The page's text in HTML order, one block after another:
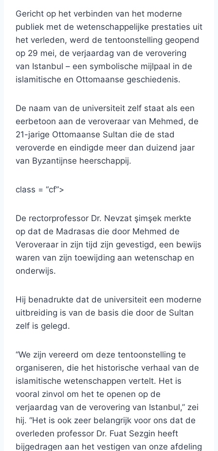
Gericht op het verbinden van het moderne
publiek met de wetenschappelijke prestaties uit
het verleden, werd de tentoonstelling geopend
op 29 mei, de verjaardag van de verovering
van Istanbul – een symbolische mijlpaal in de
islamitische en Ottomaanse geschiedenis.
De naam van de universiteit zelf staat als een
eerbetoon aan de veroveraar van Mehmed, de
21-jarige Ottomaanse Sultan die de stad
veroverde en eindigde meer dan duizend jaar
van Byzantijnse heerschappij.
class = “cf”>
De rectorprofessor Dr. Nevzat şimşek merkte
op dat de Madrasas die door Mehmed de
Veroveraar in zijn tijd zijn gevestigd, een bewijs
waren van zijn toewijding aan wetenschap en
onderwijs.
Hij benadrukte dat de universiteit een moderne
uitbreiding is van de basis die door de Sultan
zelf is gelegd.
“We zijn vereerd om deze tentoonstelling te
organiseren, die het historische verhaal van de
islamitische wetenschappen vertelt. Het is
vooral zinvol om het te openen op de
verjaardag van de verovering van Istanbul,” zei
hij. “Het is ook zeer belangrijk voor ons dat de
overleden professor Dr. Fuat Sezgin heeft
bijgedragen aan het vestigen van onze afdeling